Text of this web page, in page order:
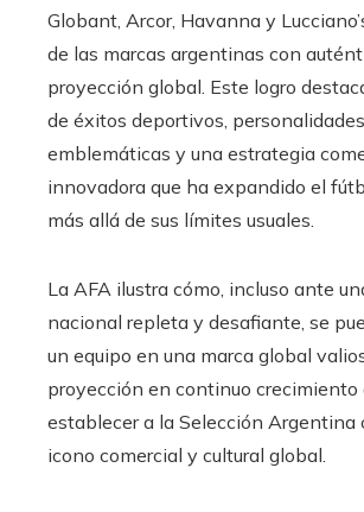
Globant, Arcor, Havanna y
de las marcas argentinas con
proyección global. Este logro
de éxitos deportivos, personalidades
emblemáticas y una estrategia
innovadora que ha expandido el
más allá de sus límites usuales.
La AFA ilustra cómo, incluso ante
nacional repleta y desafiante, se
un equipo en una marca global
proyección en continuo crecimiento
establecer a la Selección Argentina
icono comercial y cultural global.